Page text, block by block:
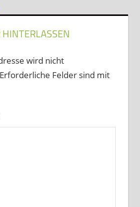
wird nicht
Erforderliche Felder sind mit